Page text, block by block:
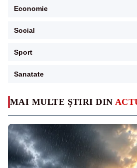
MAI MULTE ȘTIRI DIN
Economie
Social
Sport
Sanatate